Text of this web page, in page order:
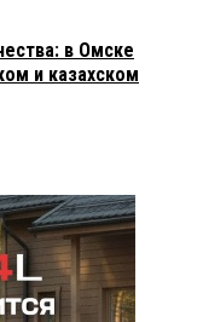
в Омске
и казахском